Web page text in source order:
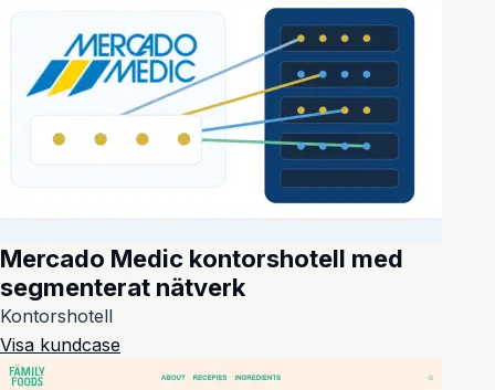
Mercado Medic kontorshotell med
segmenterat nätverk
Kontorshotell
Visa kundcase